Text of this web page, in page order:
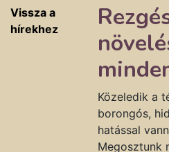
Vissza a
hírekhez
Közeledik a
borongós,
hatással
Megosztunk